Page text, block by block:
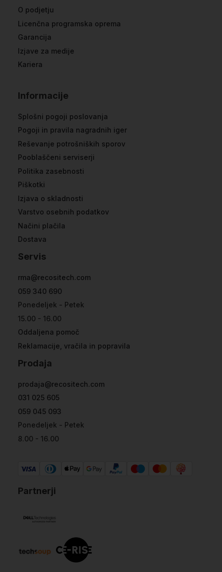
O podjetju
Licenčna programska oprema
Garancija
Izjave za medije
Kariera
Informacije
Splošni pogoji poslovanja
Pogoji in pravila nagradnih iger
Reševanje potrošniških sporov
Pooblaščeni serviserji
Politika zasebnosti
Piškotki
Izjava o skladnosti
Varstvo osebnih podatkov
Načini plačila
Dostava
Servis
rma@recositech.com
059 340 690
Ponedeljek - Petek
15.00 - 16.00
Oddaljena pomoč
Reklamacije, vračila in popravila
Prodaja
prodaja@recositech.com
031 025 605
059 045 093
Ponedeljek - Petek
8.00 - 16.00
Partnerji